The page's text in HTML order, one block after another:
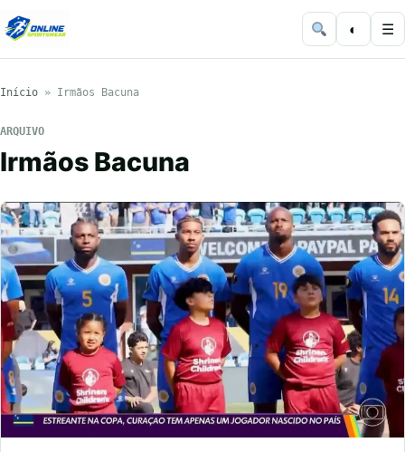
◐ ☰
Início » Irmãos Bacuna
ARQUIVO
Irmãos Bacuna